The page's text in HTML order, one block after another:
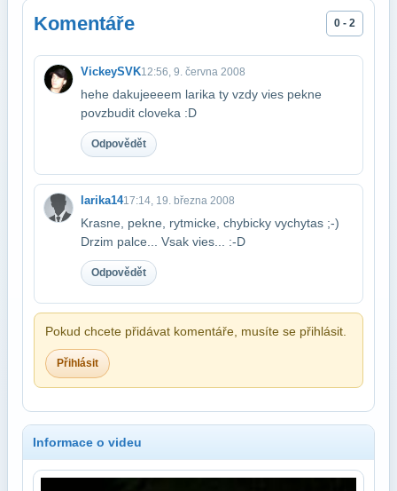
Komentáře 0 - 2
VickeySVK12:56, 9. června 2008
hehe dakujeeeem larika ty vzdy vies pekne
povzbudit cloveka :D
Odpovědět
larika1417:14, 19. března 2008
Krasne, pekne, rytmicke, chybicky vychytas ;-)
Drzim palce... Vsak vies... :-D
Odpovědět
Pokud chcete přidávat komentáře, musíte se přihlásit.
Přihlásit
Informace o videu